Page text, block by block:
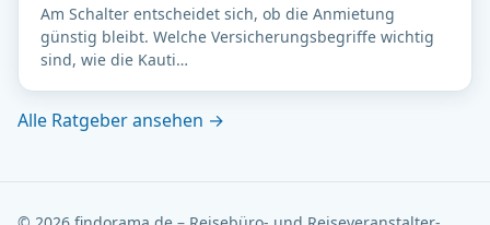
Am Schalter entscheidet sich, ob die Anmietung
günstig bleibt. Welche Versicherungsbegriffe wichtig
sind, wie die Kauti…
Alle Ratgeber ansehen →